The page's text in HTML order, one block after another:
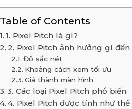
Table of Contents
1. Pixel Pitch là gì?
2. Pixel Pitch ảnh hưởng gì
Độ sắc nét
Khoảng cách xem tối ưu
Giá thành màn hình
3. Các loại Pixel Pitch phổ biến
4. Pixel Pitch được tính như thế